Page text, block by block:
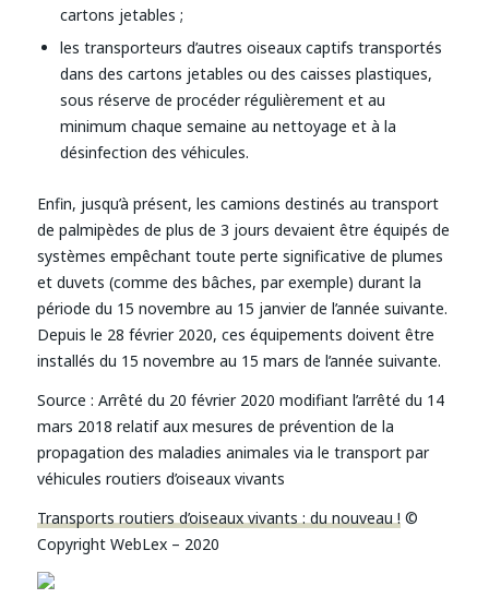
cartons jetables ;
les transporteurs d’autres oiseaux captifs transportés
dans des cartons jetables ou des caisses plastiques,
sous réserve de procéder régulièrement et au
minimum chaque semaine au nettoyage et à la
désinfection des véhicules.
Enfin, jusqu’à présent, les camions destinés au transport
de palmipèdes de plus de 3 jours devaient être équipés de
systèmes empêchant toute perte significative de plumes
et duvets (comme des bâches, par exemple) durant la
période du 15 novembre au 15 janvier de l’année suivante.
Depuis le 28 février 2020, ces équipements doivent être
installés du 15 novembre au 15 mars de l’année suivante.
Source : Arrêté du 20 février 2020 modifiant l’arrêté du 14
mars 2018 relatif aux mesures de prévention de la
propagation des maladies animales via le transport par
véhicules routiers d’oiseaux vivants
Transports routiers d’oiseaux vivants : du nouveau ! ©
Copyright WebLex – 2020